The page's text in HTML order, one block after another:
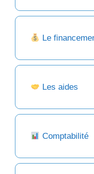
Le
Les aides
Comptabilité